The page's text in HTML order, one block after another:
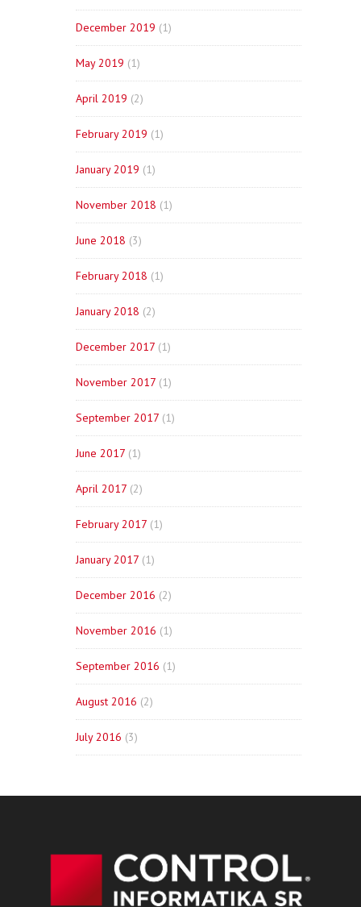
December 2019 (1)
May 2019 (1)
April 2019 (2)
February 2019 (1)
January 2019 (1)
November 2018 (1)
June 2018 (3)
February 2018 (1)
January 2018 (2)
December 2017 (1)
November 2017 (1)
September 2017 (1)
June 2017 (1)
April 2017 (2)
February 2017 (1)
January 2017 (1)
December 2016 (2)
November 2016 (1)
September 2016 (1)
August 2016 (2)
July 2016 (3)